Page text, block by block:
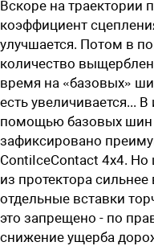
Вскоре на траектории
коэффициент
улучшается. Потом в
количество
время на «базовых»
есть увеличивается...
помощью базовых шин
зафиксировано
ContiIceContact 4х4.
из протектора
отдельные вставки
это запрещено - по
снижение ущерба